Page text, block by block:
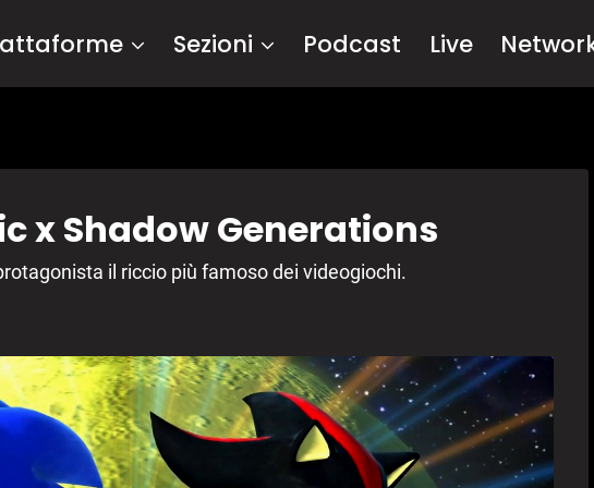
Sezioni Podcast Live
x Shadow Generations
il riccio più famoso dei videogiochi.